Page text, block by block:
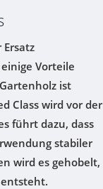
Ersatz
Vorteile
ist
Class wird vor der
führt dazu, dass
stabiler
wird es gehobelt,